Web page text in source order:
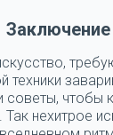
Заключение
техники
советы,
нехитрое